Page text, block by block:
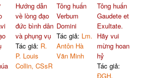
Hướng dẫn
về lòng đạo
đức bình dân
và phụng vụ
Tác giả: R.
P. Louis
Collin, CSsR
Tông huấn
Verbum
Domini
Tác giả: Lm.
Antôn Hà
Văn Minh
Tông huấn
Gaudete et
Exultate.
Hãy vui
mừng hoan
hỷ
Tác giả:
ĐGH.